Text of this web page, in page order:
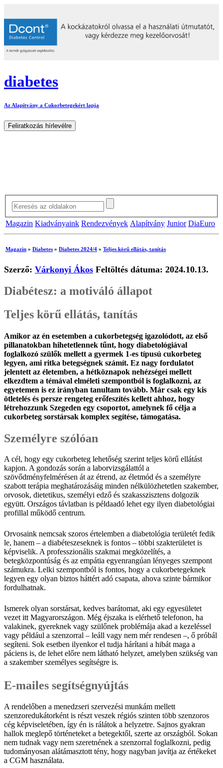
diabetes
Az Alapítvány a Cukorbetegekért lapja
Magazin Kiadványaink Rendezvények Alapítvány Junior DiaEuro
Magazin » Diabetes » Diabetes 2024/4 » Teljes körű ellátás, tanítás
Szerző: Várkonyi Ákos Feltöltés dátuma: 2024.10.13.
Diabétesz: a motiváló állapot
Teljes körű ellátás, tanítás
Amikor az én esetemben a cukorbetegség igazolódott, az első
pillanatokban hihetetlennek tűnt, hogy diabetológiával
foglalkozó szülők mellett a gyermek 1-es típusú cukorbeteg
legyen, ami ritka betegségnek számít. Ez nagy fordulatot
jelentett az életemben, a hétköznapok nehézségei mellett
elkezdtem a témával elméleti szempontból is foglalkozni, az
egyetemen is ez irányban tanultam tovább. Már csak egy kis
ötletelés és persze rengeteg erőfeszítés kellett ahhoz, hogy
létrehozzunk Szegeden egy csoportot, amelynek fő célja a
cukorbeteg sorstársak komplex segítése, támogatása.
Személyre szólóan
A cél, hogy egy cukorbeteg lehetőség szerint teljes körű ellátást
kapjon. A gondozás során a laborvizsgálattól a
szövődményfelmérésen át az étrend, az életmód és a személyre
szabott terápia meghatározásáig minden nélkülözhetetlen szakember,
orvosok, dietetikus, személyi edző és szakasszisztens dolgozik
együtt. Országos távlatban is példaadó lehet egy ilyen diabetológiai
profillal működő centrum.
Orvosaink nemcsak szoros értelemben a diabetológia területét fedik
le, hanem – a diabéteszeseknek is fontos – többi szakterületet is
képviselik. A professzionális szakmai megközelítés, a
betegközpontúság és az empátia egyenrangúan lényeges szempont
számukra. Lelki szempontból is fontos, hogy a cukorbetegeknek
legyen egy olyan biztos háttért adó csapata, ahova szinte bármikor
fordulhatnak.
Ismerek olyan sorstársat, kedves barátomat, aki egy egyesületet
vezet itt Magyarországon. Még éjszaka is elérhető telefonon, ha
valakinek, gyereknek vagy szülőnek problémája akad a kezeléssel
vagy például a szenzorral – leáll vagy nem mér rendesen –, ő próbál
segíteni. Sok esetben ilyenkor el tudja hárítani a hibát maga a
páciens is, de lehet előre nem látható helyzet, amelyben szükség van
a szakember személyes segítségre is.
E-mailes segítségnyújtás
A rendelőben a menedzseri szervezési munkám mellett
szenzoredukátorként is részt veszek régiós szinten több szenzoros
cég képviseletében, így én is rálátok a helyzetre. Sajnos gyakran
hallok meglepő történeteket a betegektől, szerte az országból. Sokan
nem tudnak vagy nem szeretnének a szenzorral foglalkozni, pedig
tudományosan alátámasztott tény, hogy nagyban javítja az értékeket
a CGM használata.